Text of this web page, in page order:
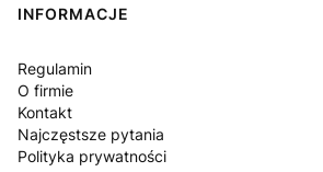
Linki w stopce
INFORMACJE
Regulamin
O firmie
Kontakt
Najczęstsze pytania
Polityka prywatności